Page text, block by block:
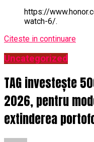
https://
watch-6/.
Citeste in continuare
Uncategorized
TAG investește
2026, pentru
extinderea